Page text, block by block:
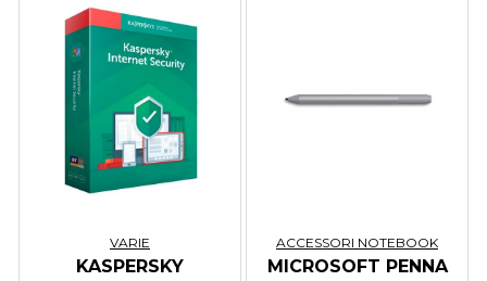
VARIE
KASPERSKY
ACCESSORI NOTEBOOK
MICROSOFT PENNA